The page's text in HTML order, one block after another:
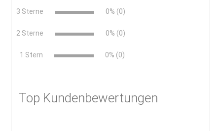
3 Sterne 0% (0)
2 Sterne 0% (0)
1 Stern 0% (0)
Top Kundenbewertungen